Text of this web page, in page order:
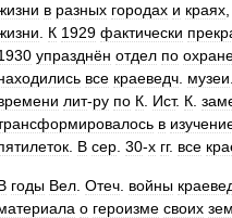
в разных городах и краях
К 1929 фактически
упразднён отдел по
все краеведч музеи
лит-ру по К Ист. К
в
В сер 30-х гг. все
годы Вел Отеч войны
о героизме своих